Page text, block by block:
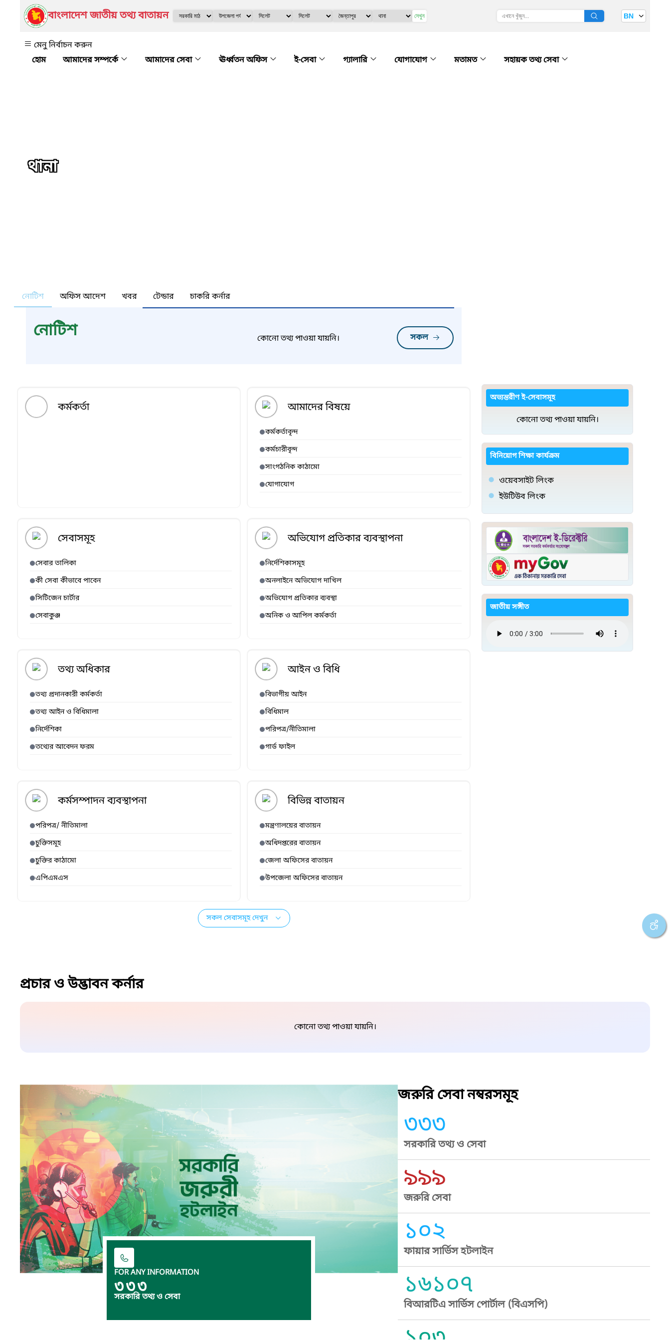
বাংলাদেশ জাতীয় তথ্য বাতায়ন দেখুন BN
মেনু নির্বাচন করুন
আমাদের সম্পর্কে
আমাদের সেবা ঊর্ধ্বতন অফিস ই-সেবা গ্যালারি যোগাযোগ মতামত সহায়ক তথ্য সেবা
থানা
নোটিশ অফিস আদেশ খবর টেন্ডার চাকরি কর্নার
নোটিশ সকল
কোনো তথ্য পাওয়া যায়নি।
কর্মকর্তা আমাদের বিষয়ে
কর্মকর্তাবৃন্দ
কর্মচারীবৃন্দ
সাংগঠনিক কাঠামো
যোগাযোগ
সেবাসমূহ
সেবার তালিকা
কী সেবা কীভাবে পাবেন
সিটিজেন চার্টার
সেবাকুঞ্জ
অভিযোগ প্রতিকার ব্যবস্থাপনা
নির্দেশিকাসমূহ
অনলাইনে অভিযোগ দাখিল
অভিযোগ প্রতিকার ব্যবস্থা
অনিক ও আপিল কর্মকর্তা
তথ্য অধিকার
তথ্য প্রদানকারী কর্মকর্তা
তথ্য আইন ও বিধিমালা
নির্দেশিকা
তথ্যের আবেদন ফরম
আইন ও বিধি
বিভাগীয় আইন
বিধিমাল
পরিপত্র/নীতিমালা
গার্ড ফাইল
কর্মসম্পাদন ব্যবস্থাপনা
পরিপত্র/ নীতিমালা
চুক্তিসমূহ
চুক্তির কাঠামো
এপিএমএস
বিভিন্ন বাতায়ন
মন্ত্রণালয়ের বাতায়ন
অধিদপ্তরের বাতায়ন
জেলা অফিসের বাতায়ন
উপজেলা অফিসের বাতায়ন
সকল সেবাসমূহ দেখুন
অভ্যন্তরীণ ই-সেবাসমূহ
কোনো তথ্য পাওয়া যায়নি।
বিনিয়োগ শিক্ষা কার্যক্রম
ওয়েবসাইট লিংক
ইউটিউব লিংক
জাতীয় সঙ্গীত
প্রচার ও উদ্ভাবন কর্নার
কোনো তথ্য পাওয়া যায়নি।
FOR ANY INFORMATION
৩৩৩
সরকারি তথ্য ও সেবা
জরুরি সেবা নম্বরসমূহ
৩৩৩
সরকারি তথ্য ও সেবা
৯৯৯
জরুরি সেবা
১০২
ফায়ার সার্ভিস হটলাইন
১৬১০৭
বিআরটিএ সার্ভিস পোর্টাল (বিএসপি)